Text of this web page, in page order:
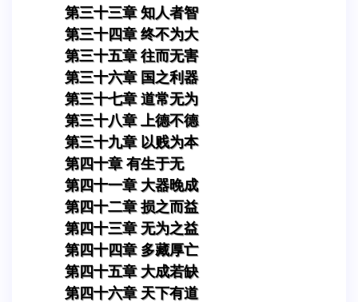
第三十三章 知人者智
第三十四章 终不为大
第三十五章 往而无害
第三十六章 国之利器
第三十七章 道常无为
第三十八章 上德不德
第三十九章 以贱为本
第四十章 有生于无
第四十一章 大器晚成
第四十二章 损之而益
第四十三章 无为之益
第四十四章 多藏厚亡
第四十五章 大成若缺
第四十六章 天下有道